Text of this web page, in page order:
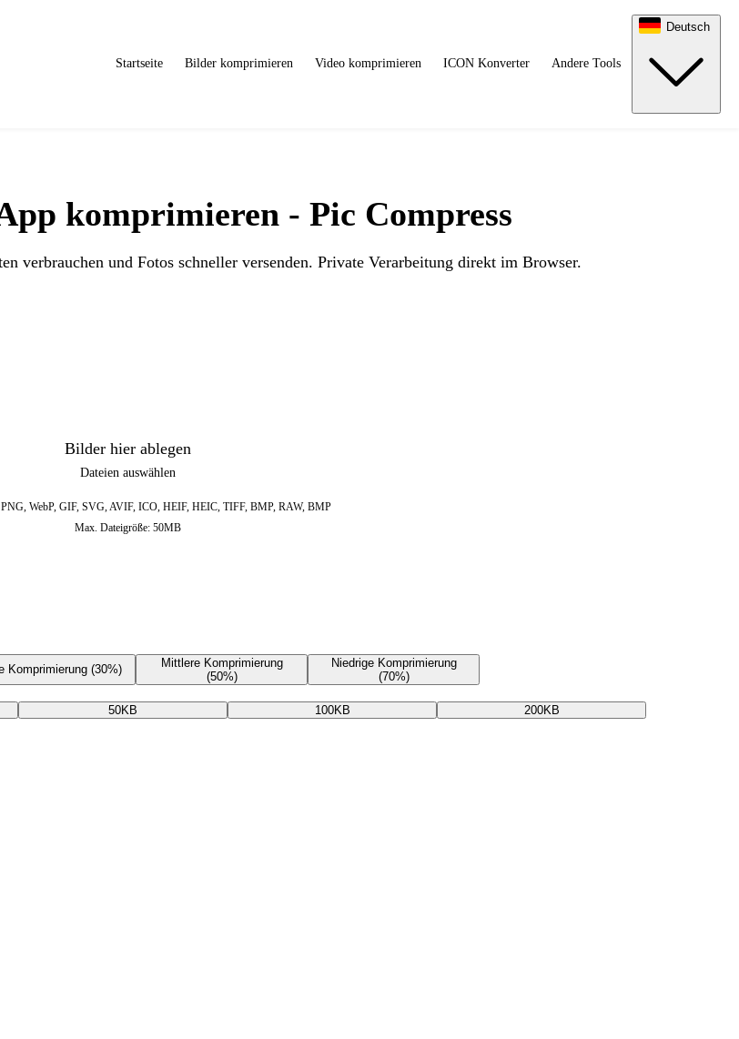
Startseite Bilder komprimieren Video komprimieren ICON Konverter Andere Tools
Deutsch
komprimieren - Pic Compress
verbrauchen und Fotos schneller versenden. Private Verarbeitung direkt im Browser.
Bilder hier ablegen
Dateien auswählen
PNG, WebP, GIF, SVG, AVIF, ICO, HEIF, HEIC, TIFF, BMP, RAW, BMP
Max. Dateigröße: 50MB
Komprimierung (30%)
Mittlere Komprimierung
(50%)
Niedrige Komprimierung
(70%)
50KB 100KB 200KB